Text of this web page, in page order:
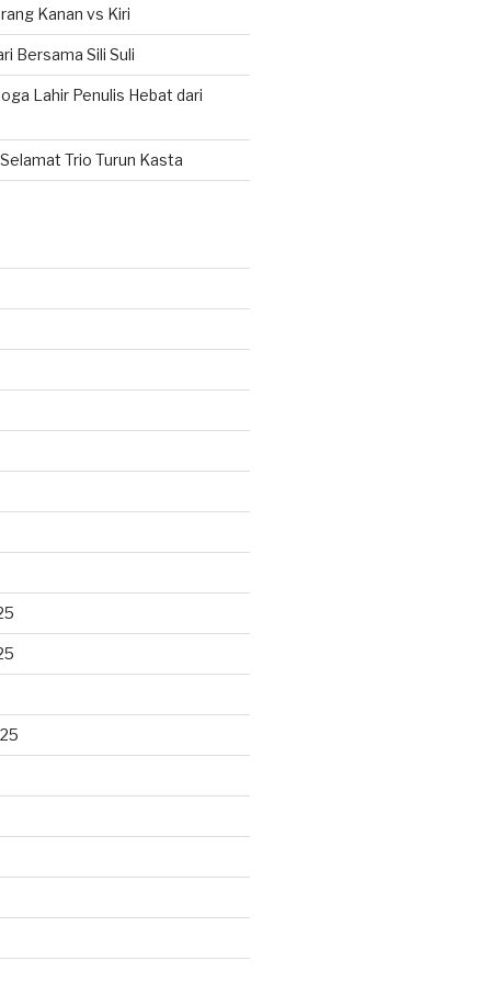
Kanan vs Kiri
Bersama Sili Suli
Lahir Penulis Hebat dari
Selamat Trio Turun Kasta